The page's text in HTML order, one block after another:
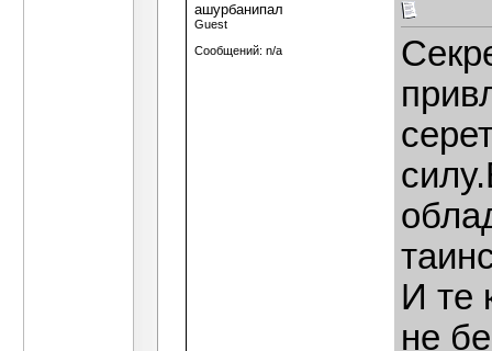
ашурбанипал
Guest
Сообщений: n/a
И те
не